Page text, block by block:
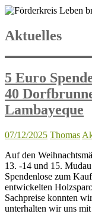
Aktuelles
5 Euro
40
Lambayeque
07/12/2025 Thomas
Auf den
13. -14 und 15.
Spendenlose zum
entwickelten
Sachpreise konnten
unterhalten wir uns